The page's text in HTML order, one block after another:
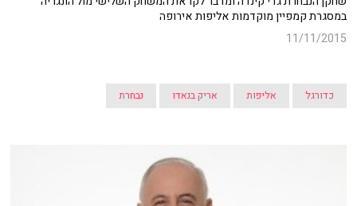
במסגרת קמפיין מוקדמות אליפות אירופה
11/11/2015
כדורגל אליפות אריק בנאדו נבחרת